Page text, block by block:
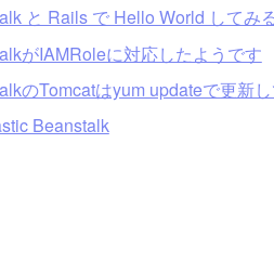
と Rails で Hello World してみ
がIAMRoleに対応したようです
のTomcatはyum updateで更新
Beanstalk